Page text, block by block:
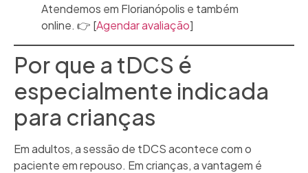
Atendemos em Florianópolis e também
online. 👉 [Agendar avaliação]
Por que a tDCS é
especialmente indicada
para crianças
Em adultos, a sessão de tDCS acontece com o
paciente em repouso. Em crianças, a vantagem é